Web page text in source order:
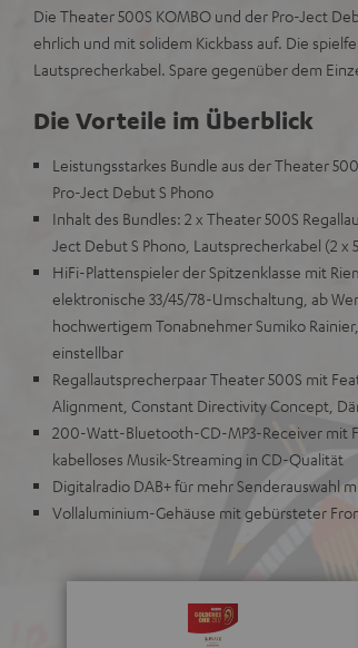
Die Theater 500S KOMBO und der Pro-Ject
ehrlich und mit solidem Kickbass auf. Die
Lautsprecherkabel. Spare gegenüber dem
Die Vorteile im Überblick
Leistungsstarkes Bundle aus der Theater
Pro-Ject Debut S Phono
Inhalt des Bundles: 2 x Theater 500S
Ject Debut S Phono, Lautsprecherkabel (2 x
HiFi-Plattenspieler der Spitzenklasse mit
elektronische 33/45/78-Umschaltung, ab
hochwertigem Tonabnehmer Sumiko
einstellbar
Regallautsprecherpaar Theater 500S mit
Alignment, Constant Directivity Concept,
200-Watt-Bluetooth-CD-MP3-Receiver mit
kabelloses Musik-Streaming in CD-Qualität
Digitalradio DAB+ für mehr Senderauswahl
Vollaluminium-Gehäuse mit gebürsteter